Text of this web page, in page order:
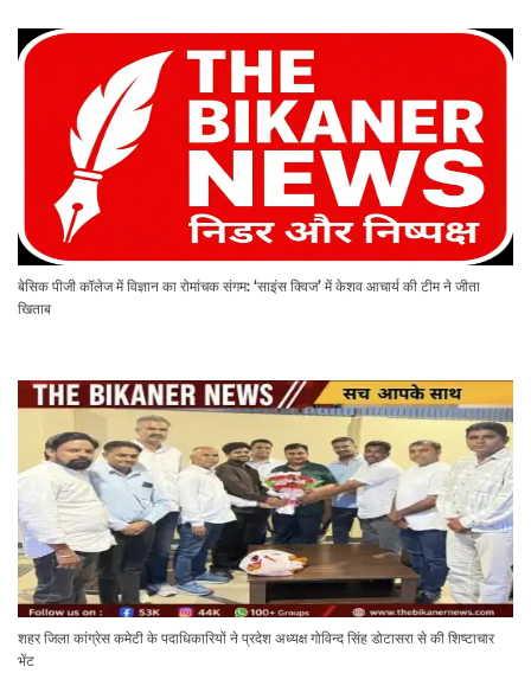
बेसिक पीजी कॉलेज में विज्ञान का रोमांचक संगम: ‘साइंस क्विज’ में केशव आचार्य की टीम ने जीता
खिताब
शहर जिला कांग्रेस कमेटी के पदाधिकारियों ने प्रदेश अध्यक्ष गोविन्द सिंह डोटासरा से की शिष्टाचार
भेंट